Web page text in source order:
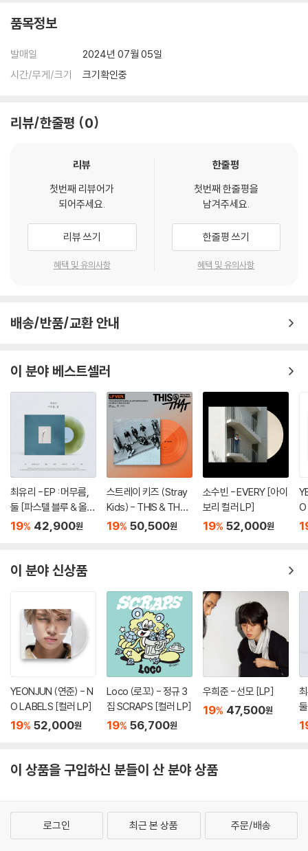
아래에 해당하는 경우는 불량이 아니므로 개봉 후 반품/교환이 불가합니
다.
1) 컬러 디스크는 웹 이미지와 실제 색상이 차이가 날 수 있습니다.
있습니다.
3) 컬러 디스크는 제작 과정에서 다른 색상 염료가 섞여 얼룩과 번짐, 반점
※ 반품/교환 안내
1) 불량으로 인한 반품/교환 요청 시에는 불량 확인을 위해 개봉 시의 동영
관련 사진과 동영상 및 재생 기기 모델명을 첨부하여 첨부하여 고객센터에
문의 바랍니다.
품목정보
발매일
2024년 07월 05일
시간/무게/크기
크기확인중
리뷰/한줄평 0
리뷰
첫번째 리뷰어가
되어주세요.
리뷰 쓰기
혜택 및 유의사항
한줄평
첫번째 한줄평을
남겨주세요.
한줄평 쓰기
혜택 및 유의사항
배송/반품/교환 안내
이 분야 베스트셀러
최유리 - EP : 머무름,
둘 [파스텔 블루 & 올리
브 그린 컬러 10인치 Vi
19% 42,900원
스트레이 키즈 (Stray
Kids) - THIS & THAT
[LP VER.]
19% 50,500원
소수빈 - EVERY [아이
보리 컬러 LP]
19% 52,000원
이 분야 신상품
YEONJUN (연준) - N
O LABELS [컬러 LP]
19% 52,000원
Loco (로꼬) - 정규 3
집 SCRAPS [컬러 LP]
19% 56,700원
우희준 - 선모 [LP]
19% 47,500원
이 상품을 구입하신 분들이 산 분야 상품
로그인 최근 본 상품 주문/배송